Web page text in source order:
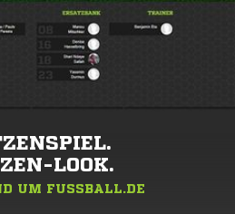
LOOK.
UM FUSSBALL.DE